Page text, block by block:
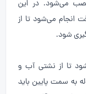
نصب می‌شود. در این
انجام می‌شود تا از
شود.
تا از نشتی آب و
به سمت پایین باید